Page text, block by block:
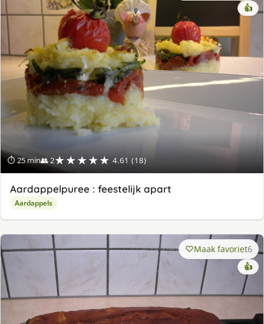
⏱ 25 min👥 2★★★★★ 4.61 (18)
👍
Aardappelpuree : feestelijk apart
Aardappels
Maak favoriet6
👍